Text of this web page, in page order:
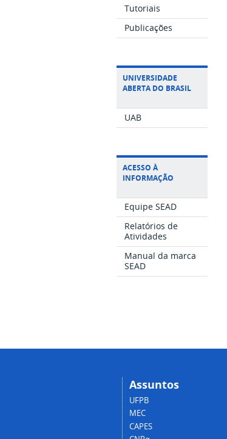
Tutoriais
Publicações
UNIVERSIDADE
ABERTA DO BRASIL
UAB
ACESSO À
INFORMAÇÃO
Equipe SEAD
Relatórios de
Atividades
Manual da marca
SEAD
Assuntos
UFPB
MEC
CAPES